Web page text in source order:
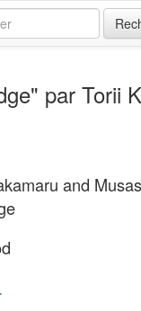
par Torii
and